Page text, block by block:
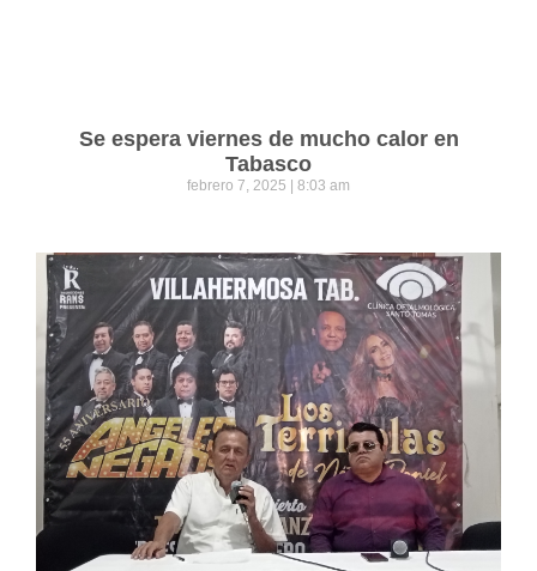
Se espera viernes de mucho calor en
Tabasco
febrero 7, 2025 8:03 am